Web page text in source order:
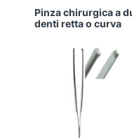
Pinza chirurgica a
denti retta o curva